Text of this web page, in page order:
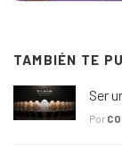
TAMBIÉN TE
Ser
Por